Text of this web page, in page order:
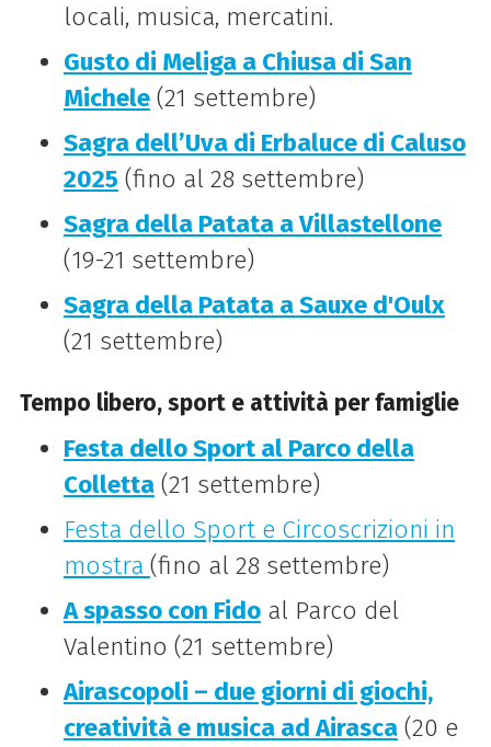
locali, musica, mercatini.
Gusto di Meliga a Chiusa di San
Michele(21 settembre)
Sagra dell’Uva di Erbaluce di Caluso
2025 (fino al 28 settembre)
Sagra della Patata a Villastellone
(19-21 settembre)
Sagra della Patata a Sauxe d'Oulx
(21 settembre)
Tempo libero, sport e attività per famiglie
Festa dello Sport al Parco della
Colletta(21 settembre)
Festa dello Sport e Circoscrizioni in
mostra (fino al 28 settembre)
A spasso con Fidoal Parco del
Valentino (21 settembre)
Airascopoli – due giorni di giochi,
creatività e musica ad Airasca(20 e